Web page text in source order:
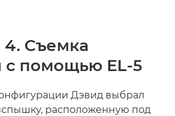
Съемка
помощью EL-5
Дэвид выбрал
расположенную под